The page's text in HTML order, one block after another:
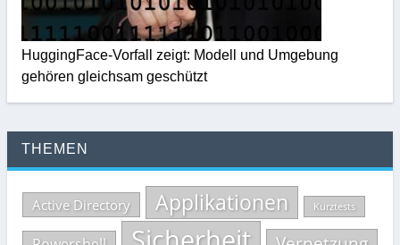
HuggingFace-Vorfall zeigt: Modell und Umgebung
gehören gleichsam geschützt
THEMEN
Active Directory Applikationen Kurztests